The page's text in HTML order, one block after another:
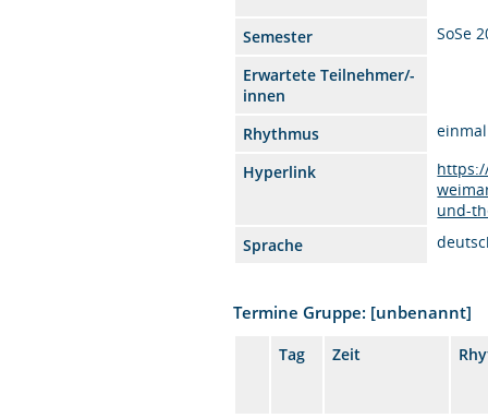
Semester
SoSe
Erwartete Teilnehmer/-
innen
Rhythmus
Hyperlink
und-
Sprache
Termine Gruppe: [unbenannt]
Tag Zeit